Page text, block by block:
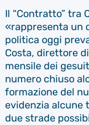
Il “Contratto” tra
«rappresenta un
politica oggi
Costa, direttore
mensile dei
numero chiuso
formazione del
evidenzia alcune
due strade